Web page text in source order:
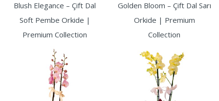
Blush Elegance – Çift Dal
Soft Pembe Orkide |
Premium Collection
Golden Bloom – Çift Dal Sarı
Orkide | Premium
Collection